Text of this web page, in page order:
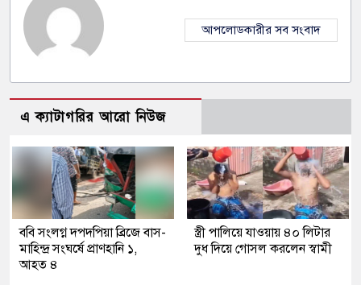
আপলোডকারীর সব সংবাদ
এ ক্যাটাগরির আরো নিউজ
ববি সংলগ্ন দপদপিয়া ব্রিজে বাস-
মাহিন্দ্র সংঘর্ষে প্রাণহানি ১,
আহত ৪
স্ত্রী পালিয়ে যাওয়ায় ৪০ লিটার
দুধ দিয়ে গোসল করলেন স্বামী